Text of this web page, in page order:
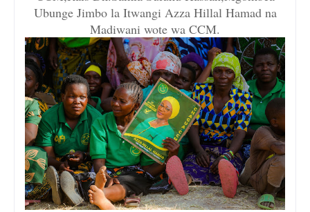
Ubunge Jimbo la Itwangi Azza Hillal Hamad na
Madiwani wote wa CCM.